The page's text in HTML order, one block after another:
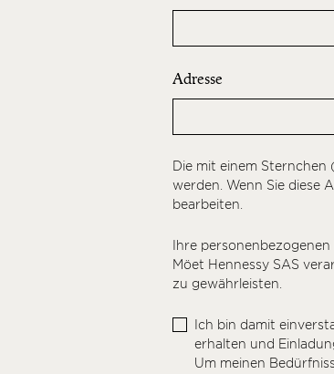
Adresse
Die mit einem Sternchen
werden. Wenn Sie diese
bearbeiten.
Ihre
Möet Hennessy SAS
zu gewährleisten.
Ich bin damit
erhalten und
Um meinen